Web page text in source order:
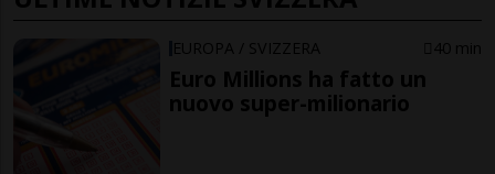
EUROPA / SVIZZERA 40 min
Euro Millions ha fatto un
nuovo super-milionario